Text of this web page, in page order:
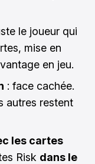
le joueur qui
mise en
en jeu.
: face cachée.
autres restent
les cartes
Risk dans le